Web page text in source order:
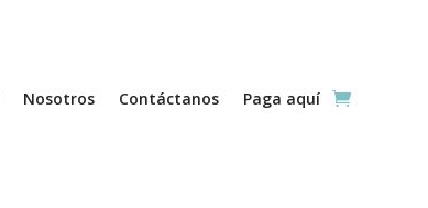
Nosotros Contáctanos Paga aquí